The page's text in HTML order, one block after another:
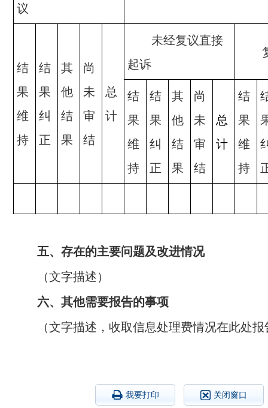
议
结
果
维
持
结
果
纠
正
其
他
结
果
尚
未
审
结
总
计
未经复议直接
起诉
结
果
维
持
结
果
纠
正
其
他
结
果
尚
未
审
结
总
计
结
果
维
持
五、存在的主要问题及改进情况
（文字描述）
六、其他需要报告的事项
（文字描述，收取信息处理费情况在此处
我要打印 关闭窗口